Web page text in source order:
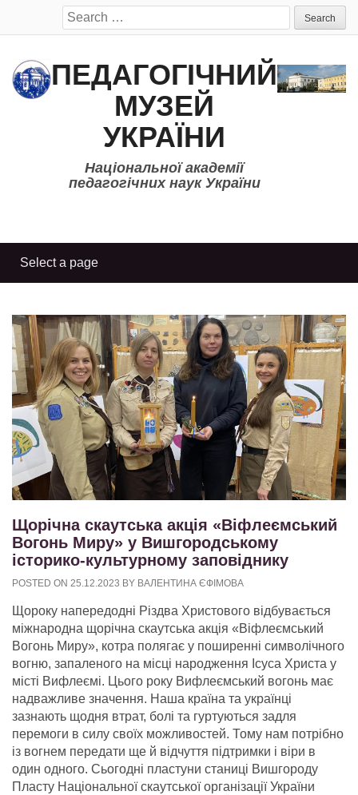
Search
for:
ПЕДАГОГІЧНИЙ
МУЗЕЙ
УКРАЇНИ
Національної академії
педагогічних наук України
Щорічна скаутська акція «Віфлеємський
Вогонь Миру» у Вишгородському
історико-культурному заповіднику
POSTED ON 25.12.2023 BY ВАЛЕНТИНА ЄФІМОВА
Щороку напередодні Різдва Христового відбувається
міжнародна щорічна скаутська акція «Віфлеємський
Вогонь Миру», котра полягає у поширенні символічного
вогню, запаленого на місці народження Ісуса Христа у
місті Вифлеємі. Цього року Вифлеємський вогонь має
надважливе значення. Наша країна та українці
зазнають щодня втрат, болі та гуртуються задля
перемоги в силу своїх можливостей. Тому нам потрібно
із вогнем передати ще й відчуття підтримки і віри в
один одного. Сьогодні пластуни станиці Вишгороду
Пласту Національної скаутської організації України